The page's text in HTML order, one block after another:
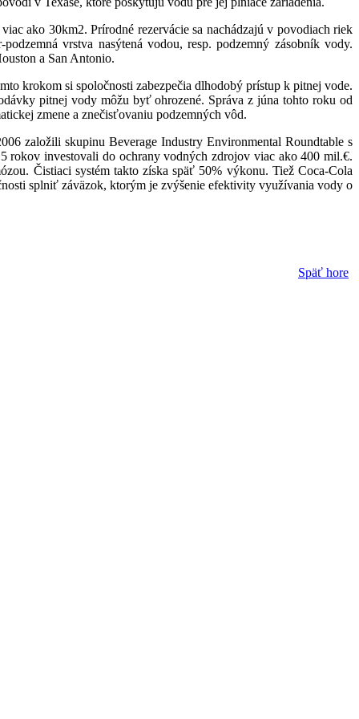
ako 30km2. Prírodné rezervácie sa nachádzajú v povodiach riek
vrstva nasýtená vodou, resp. podzemný zásobník vody.
a San Antonio.
krokom si spoločnosti zabezpečia dlhodobý prístup k pitnej vode.
pitnej vody môžu byť ohrozené. Správa z júna tohto roku od
zmene a znečisťovaniu podzemných vôd.
založili skupinu Beverage Industry Environmental Roundtable s
investovali do ochrany vodných zdrojov viac ako 400 mil.€.
Čistiaci systém takto získa späť 50% výkonu. Tiež Coca-Cola
splniť záväzok, ktorým je zvýšenie efektivity využívania vody o
Späť hore